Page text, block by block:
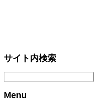
サイト内検索
Menu